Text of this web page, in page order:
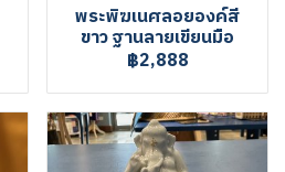
พระพิฆเนศลอยองค์สี
ขาว ฐานลายเขียนมือ
฿2,888